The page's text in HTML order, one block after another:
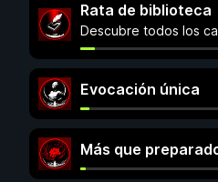
Rata de biblioteca
Descubre todos los
Evocación única
Más que